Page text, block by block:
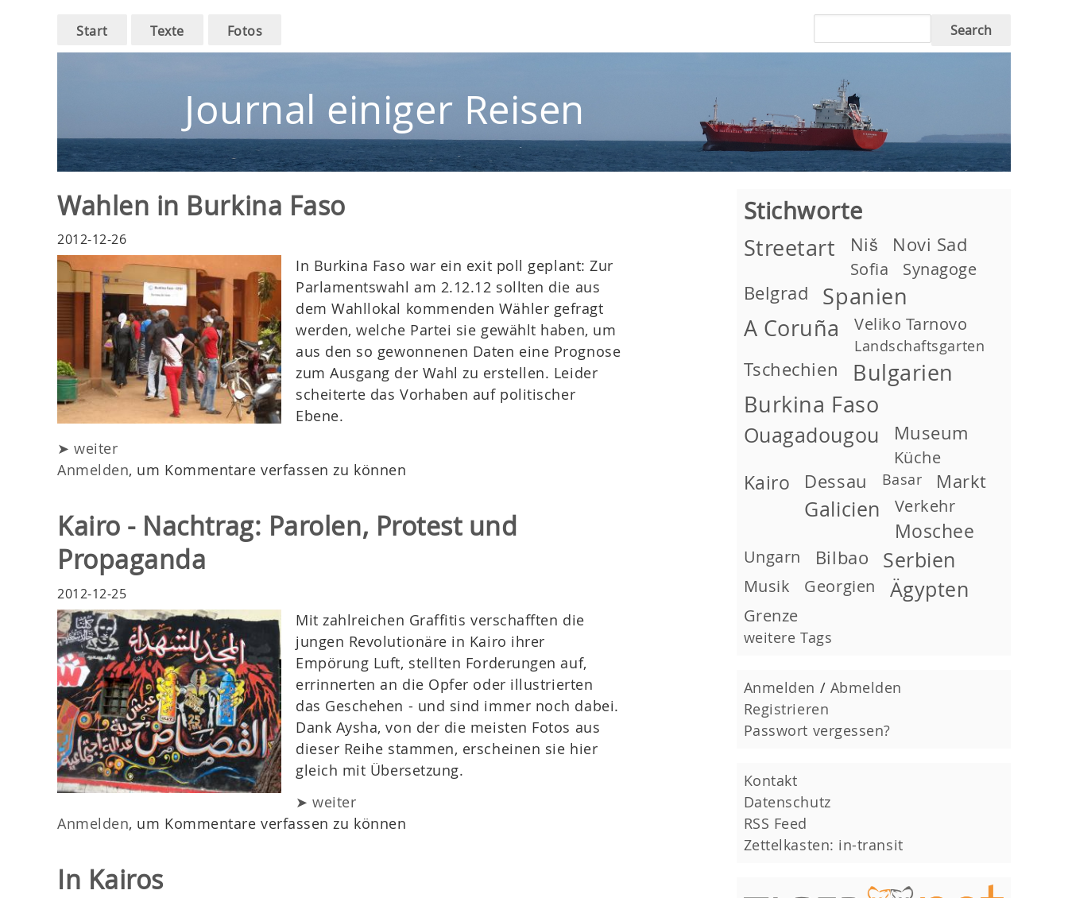
Main
navigation
Start Texte Fotos
Journal einiger Reisen
Wahlen in Burkina Faso
2012-12-26
In Burkina Faso war ein exit poll geplant: Zur
Parlamentswahl am 2.12.12 sollten die aus
dem Wahllokal kommenden Wähler gefragt
werden, welche Partei sie gewählt haben, um
aus den so gewonnenen Daten eine Prognose
zum Ausgang der Wahl zu erstellen. Leider
scheiterte das Vorhaben auf politischer
Ebene.
➤ weiter
Anmelden, um Kommentare verfassen zu können
Kairo - Nachtrag: Parolen, Protest und
Propaganda
2012-12-25
Mit zahlreichen Graffitis verschafften die
jungen Revolutionäre in Kairo ihrer
Empörung Luft, stellten Forderungen auf,
errinnerten an die Opfer oder illustrierten
das Geschehen - und sind immer noch dabei.
Dank Aysha, von der die meisten Fotos aus
dieser Reihe stammen, erscheinen sie hier
gleich mit Übersetzung.
➤ weiter
Anmelden, um Kommentare verfassen zu können
In Kairos
Stichworte
Streetart Niš Novi Sad
Sofia Synagoge
Belgrad
Spanien
A Coruña
Veliko Tarnovo
Landschaftsgarten
Tschechien
Bulgarien
Burkina Faso
Ouagadougou Museum
Küche
Kairo Dessau Basar Markt
Galicien Verkehr
Moschee
Ungarn Bilbao Serbien
Musik Georgien Ägypten
Grenze
weitere Tags
Anmelden / Abmelden
Registrieren
Passwort vergessen?
Kontakt
Datenschutz
RSS Feed
Zettelkasten: in-transit